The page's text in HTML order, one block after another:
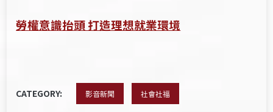
勞權意識抬頭 打造理想就業環境
CATEGORY: 影音新聞 社會社福